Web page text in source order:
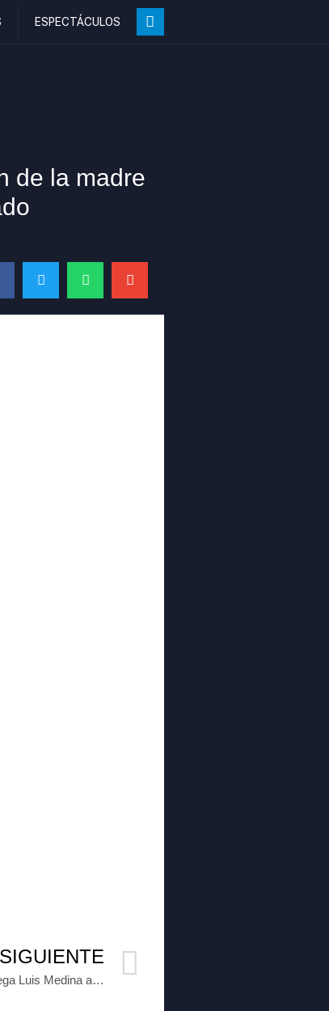
ESPECTÁCULOS
de la madre
SIGUIENTE
Olmecas de Tabasco se refuerza a media temporada; llega Luis Medina al equipo